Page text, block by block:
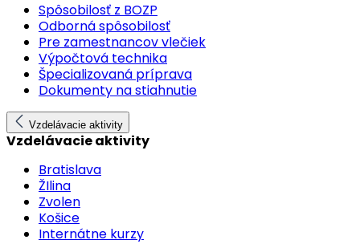
Spôsobilosť z BOZP
Odborná spôsobilosť
Pre zamestnancov vlečiek
Výpočtová technika
Špecializovaná príprava
Dokumenty na stiahnutie
Vzdelávacie aktivity
Vzdelávacie aktivity
Bratislava
ŽIlina
Zvolen
Košice
Internátne kurzy